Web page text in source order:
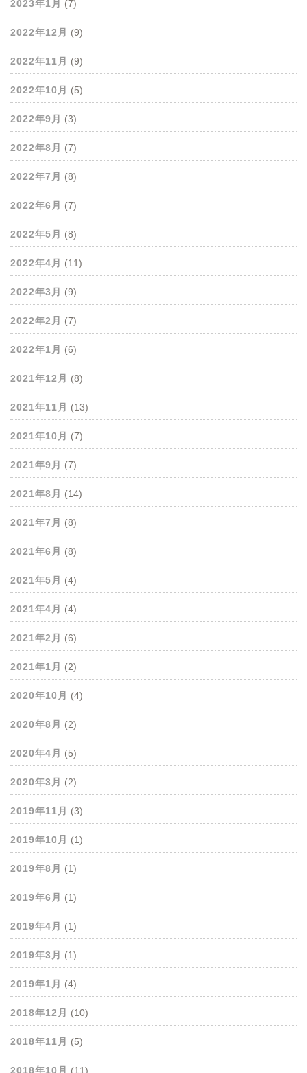
2023年1月 (7)
2022年12月 (9)
2022年11月 (9)
2022年10月 (5)
2022年9月 (3)
2022年8月 (7)
2022年7月 (8)
2022年6月 (7)
2022年5月 (8)
2022年4月 (11)
2022年3月 (9)
2022年2月 (7)
2022年1月 (6)
2021年12月 (8)
2021年11月 (13)
2021年10月 (7)
2021年9月 (7)
2021年8月 (14)
2021年7月 (8)
2021年6月 (8)
2021年5月 (4)
2021年4月 (4)
2021年2月 (6)
2021年1月 (2)
2020年10月 (4)
2020年8月 (2)
2020年4月 (5)
2020年3月 (2)
2019年11月 (3)
2019年10月 (1)
2019年8月 (1)
2019年6月 (1)
2019年4月 (1)
2019年3月 (1)
2019年1月 (4)
2018年12月 (10)
2018年11月 (5)
2018年10月 (11)